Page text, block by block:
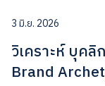
3 มิ.ย. 2026
วิเคราะห์ บุค
Brand